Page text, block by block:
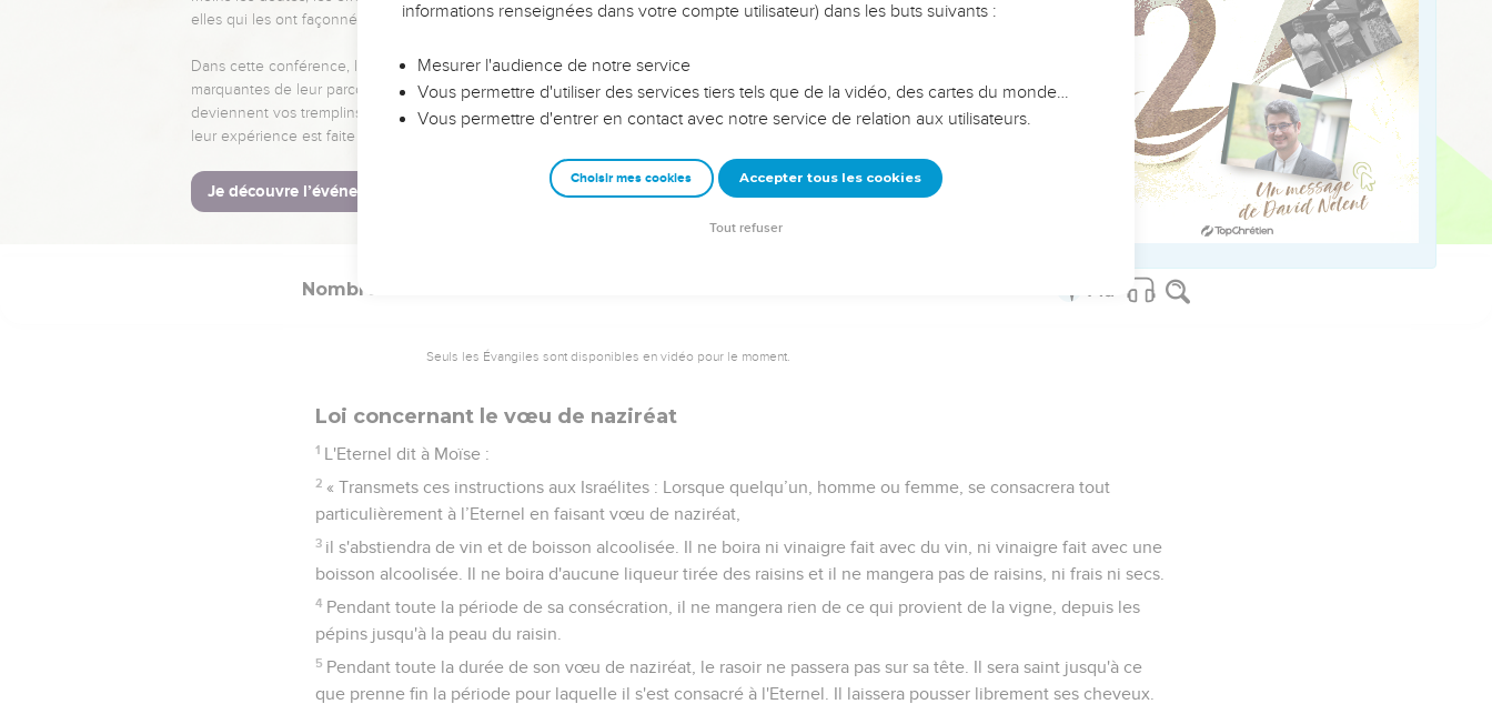
femme servira d’exemple dans les malédictions au milieu de son peuple.
enfants.
29
» Telle est la loi sur la jalousie, pour le cas où une femme se tourne vers un autre que son mari et se rend
impure,
et pour le cas où un mari saisi d'un esprit de jalousie soupçonne sa femme. Le prêtre la fera se tenir debout
devant l'Eternel et lui appliquera cette loi dans son intégralité.
Le mari sera considéré comme innocent, mais la femme supportera les conséquences de sa faute. »
Nombres
Seuls les Évangiles sont disponibles en vidéo pour le moment.
Loi concernant le vœu de naziréat
1 L'Eternel dit à Moïse :
2 « Transmets ces instructions aux Israélites : Lorsque quelqu’un, homme ou femme, se consacrera tout
particulièrement à l’Eternel en faisant vœu de naziréat,
3 il s'abstiendra de vin et de boisson alcoolisée. Il ne boira ni vinaigre fait avec du vin, ni vinaigre fait avec une
boisson alcoolisée. Il ne boira d'aucune liqueur tirée des raisins et il ne mangera pas de raisins, ni frais ni secs.
4 Pendant toute la période de sa consécration, il ne mangera rien de ce qui provient de la vigne, depuis les
pépins jusqu'à la peau du raisin.
5 Pendant toute la durée de son vœu de naziréat, le rasoir ne passera pas sur sa tête. Il sera saint jusqu'à ce
que prenne fin la période pour laquelle il s'est consacré à l'Eternel. Il laissera pousser librement ses cheveux.
informations renseignées dans votre compte utilisateur) dans les buts suivants :
Mesurer l'audience de notre service
Vous permettre d'utiliser des services tiers tels que de la vidéo, des cartes du monde…
Vous permettre d'entrer en contact avec notre service de relation aux utilisateurs.
Choisir mes cookies Accepter tous les cookies
Tout refuser